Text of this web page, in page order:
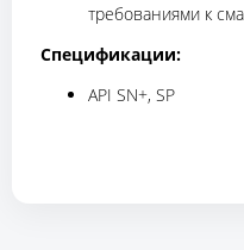
требованиями к
Спецификации:
API SN+, SP